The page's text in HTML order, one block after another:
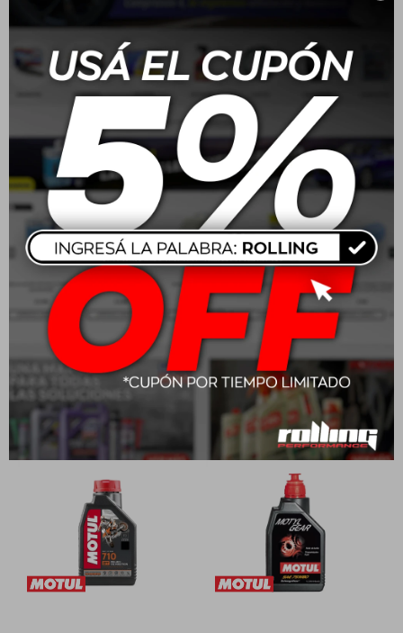
$2.482 $ 762
20W50 Motul Moto 4T
3000 1L
$595
Motul Garden Hi-Tech 2T
1L
$ 1.303